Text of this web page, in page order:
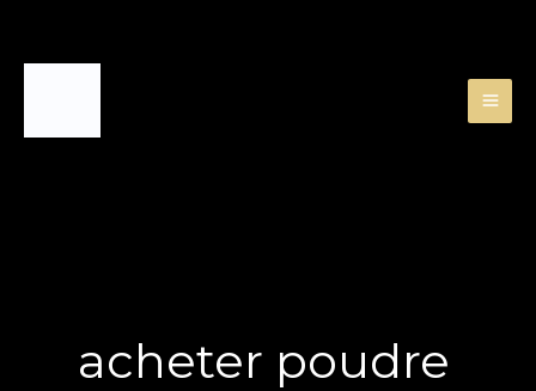
acheter poudre